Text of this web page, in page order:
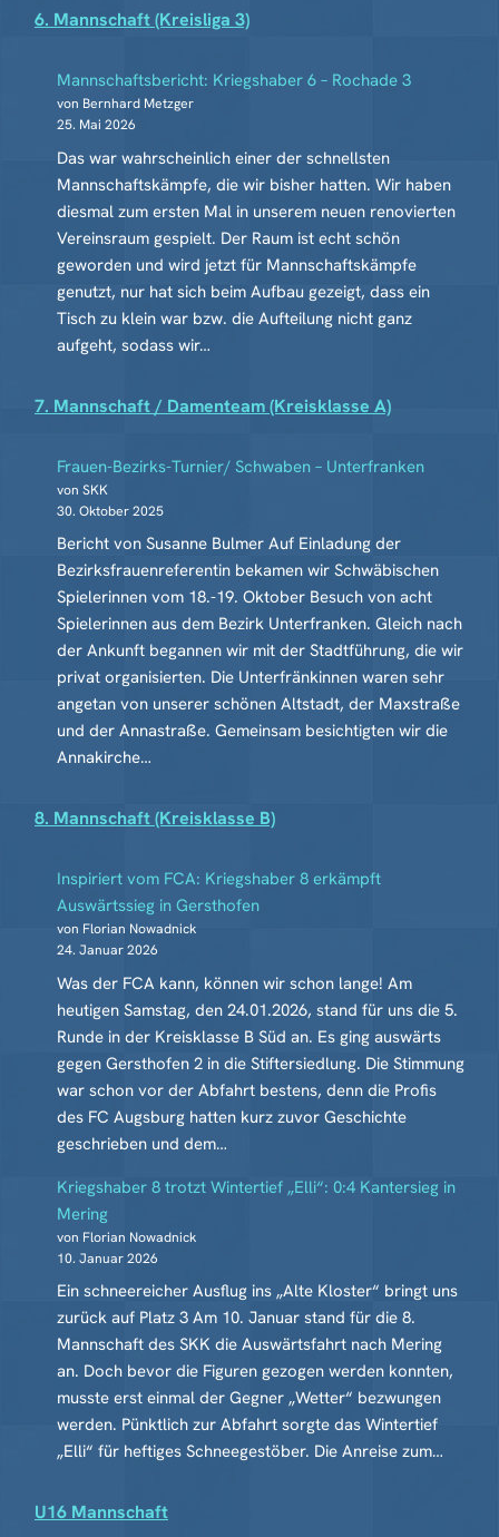
6. Mannschaft (Kreisliga 3)
Mannschaftsbericht: Kriegshaber 6 – Rochade 3
von Bernhard Metzger
25. Mai 2026
Das war wahrscheinlich einer der schnellsten
Mannschaftskämpfe, die wir bisher hatten. Wir haben
diesmal zum ersten Mal in unserem neuen renovierten
Vereinsraum gespielt. Der Raum ist echt schön
geworden und wird jetzt für Mannschaftskämpfe
genutzt, nur hat sich beim Aufbau gezeigt, dass ein
Tisch zu klein war bzw. die Aufteilung nicht ganz
aufgeht, sodass wir…
7. Mannschaft / Damenteam (Kreisklasse A)
Frauen-Bezirks-Turnier/ Schwaben – Unterfranken
von SKK
30. Oktober 2025
Bericht von Susanne Bulmer Auf Einladung der
Bezirksfrauenreferentin bekamen wir Schwäbischen
Spielerinnen vom 18.-19. Oktober Besuch von acht
Spielerinnen aus dem Bezirk Unterfranken. Gleich nach
der Ankunft begannen wir mit der Stadtführung, die wir
privat organisierten. Die Unterfränkinnen waren sehr
angetan von unserer schönen Altstadt, der Maxstraße
und der Annastraße. Gemeinsam besichtigten wir die
Annakirche…
8. Mannschaft (Kreisklasse B)
Inspiriert vom FCA: Kriegshaber 8 erkämpft
Auswärtssieg in Gersthofen
von Florian Nowadnick
24. Januar 2026
Was der FCA kann, können wir schon lange! Am
heutigen Samstag, den 24.01.2026, stand für uns die 5.
Runde in der Kreisklasse B Süd an. Es ging auswärts
gegen Gersthofen 2 in die Stiftersiedlung. Die Stimmung
war schon vor der Abfahrt bestens, denn die Profis
des FC Augsburg hatten kurz zuvor Geschichte
geschrieben und dem…
Kriegshaber 8 trotzt Wintertief „Elli“: 0:4 Kantersieg in
Mering
von Florian Nowadnick
10. Januar 2026
Ein schneereicher Ausflug ins „Alte Kloster“ bringt uns
zurück auf Platz 3 Am 10. Januar stand für die 8.
Mannschaft des SKK die Auswärtsfahrt nach Mering
an. Doch bevor die Figuren gezogen werden konnten,
musste erst einmal der Gegner „Wetter“ bezwungen
werden. Pünktlich zur Abfahrt sorgte das Wintertief
„Elli“ für heftiges Schneegestöber. Die Anreise zum…
U16 Mannschaft